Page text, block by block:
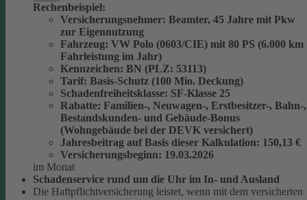
Rechenbeispiel:
Versicherungsnehmer: Beamter, 45 Jahre mit Pkw
zur Eigennutzung
Fahrzeug: VW Polo (0603/CIE) mit 80 PS (6.000 km
Fahrleistung im Jahr)
Kennzeichen: BN (PLZ: 53113)
Tarif: Basis-Schutz (100 Mio. Deckung)
Schadenfreiheitsklasse: SF-Klasse 25
Rabatte: Familien-, Neuwagen-, Erstbesitzer-, Bahn-,
Bestandskunden- und Gebäude-Bonus
(Wohngebäude bei der DEVK versichert)
Jahresbeitrag auf Basis dieser Kalkulation: 150,13 €
Versicherungsbeginn: 19.03.2026
im Monat
Schadenservice rund um die Uhr im In- und Ausland
Die Haftpflichtversicherung leistet, wenn mit dem versicherten